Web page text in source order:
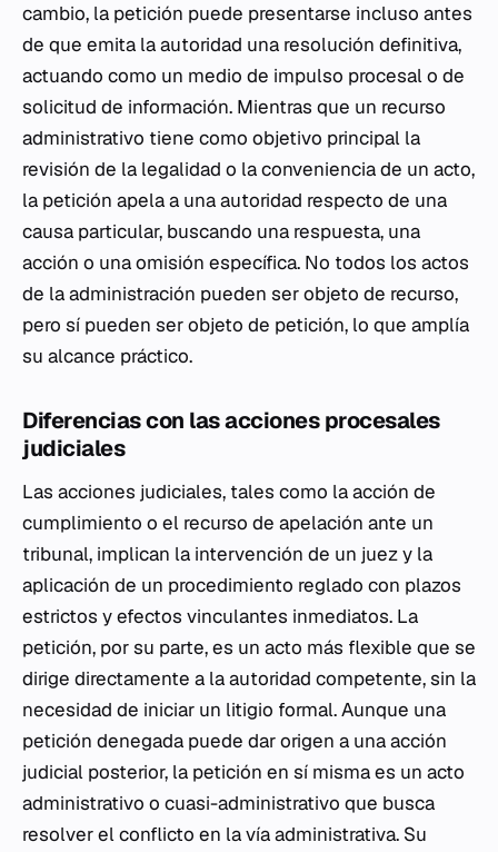
cambio, la petición puede presentarse incluso antes
de que emita la autoridad una resolución definitiva,
actuando como un medio de impulso procesal o de
solicitud de información. Mientras que un recurso
administrativo tiene como objetivo principal la
revisión de la legalidad o la conveniencia de un acto,
la petición apela a una autoridad respecto de una
causa particular, buscando una respuesta, una
acción o una omisión específica. No todos los actos
de la administración pueden ser objeto de recurso,
pero sí pueden ser objeto de petición, lo que amplía
su alcance práctico.
Diferencias con las acciones procesales
judiciales
Las acciones judiciales, tales como la acción de
cumplimiento o el recurso de apelación ante un
tribunal, implican la intervención de un juez y la
aplicación de un procedimiento reglado con plazos
estrictos y efectos vinculantes inmediatos. La
petición, por su parte, es un acto más flexible que se
dirige directamente a la autoridad competente, sin la
necesidad de iniciar un litigio formal. Aunque una
petición denegada puede dar origen a una acción
judicial posterior, la petición en sí misma es un acto
administrativo o cuasi-administrativo que busca
resolver el conflicto en la vía administrativa. Su